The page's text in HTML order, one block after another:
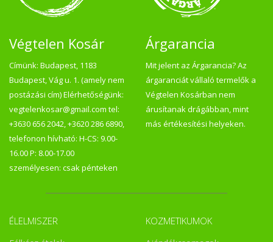
Végtelen Kosár
Címünk: Budapest, 1183
Budapest, Vág u. 1. (amely nem
postázási cím) Elérhetőségünk:
vegtelenkosar@gmail.com tel:
+3630 656 2042, +3620 286 6890,
telefonon hívható: H-CS: 9.00-
16.00 P: 8.00-17.00
személyesen: csak pénteken
Árgarancia
Mit jelent az Árgarancia? Az
árgaranciát vállaló termelők a
Végtelen Kosárban nem
árusítanak drágábban, mint
más értékesítési helyeken.
ÉLELMISZER KOZMETIKUMOK